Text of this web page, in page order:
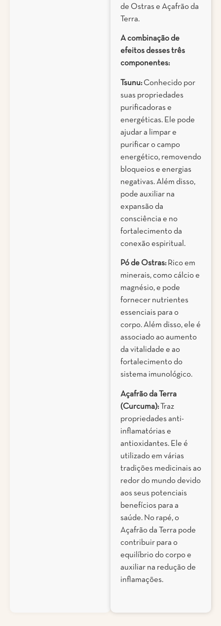
de Ostras e Açafrão da
Terra.
A combinação de
efeitos desses três
componentes:
Tsunu:Conhecido por
suas propriedades
purificadoras e
energéticas. Ele pode
ajudar a limpar e
purificar o campo
energético, removendo
bloqueios e energias
negativas. Além disso,
pode auxiliar na
expansão da
consciência e no
fortalecimento da
conexão espiritual.
Pó de Ostras:Rico em
minerais, como cálcio e
magnésio, e pode
fornecer nutrientes
essenciais para o
corpo. Além disso, ele é
associado ao aumento
da vitalidade e ao
fortalecimento do
sistema imunológico.
Açafrão da Terra
(Curcuma):Traz
propriedades anti-
inflamatórias e
antioxidantes. Ele é
utilizado em várias
tradições medicinais ao
redor do mundo devido
aos seus potenciais
benefícios para a
saúde. No rapé, o
Açafrão da Terra pode
contribuir para o
equilíbrio do corpo e
auxiliar na redução de
inflamações.